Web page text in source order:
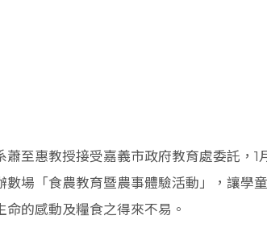
至惠教授接受嘉義市政府教育處委託，1
數場「食農教育暨農事體驗活動」，讓學
的感動及糧食之得來不易。